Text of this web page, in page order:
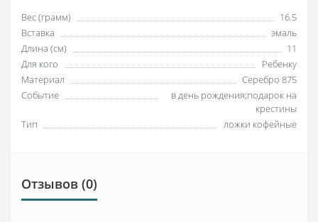
Вес (грамм)
16.5
Вставка
эмаль
Длина (см)
11
Для кого
Ребенку
Материал
Серебро 875
Событие
в день рождения;подарок на
крестины
Тип
ложки кофейные
Отзывов (0)